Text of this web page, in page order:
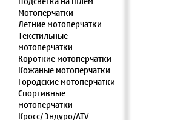
Мотоперчатки
Летние мотоперчатки
Текстильные
мотоперчатки
Короткие мотоперчатки
Кожаные мотоперчатки
Городские мотоперчатки
Спортивные
мотоперчатки
Кросс/ Эндуро/ATV